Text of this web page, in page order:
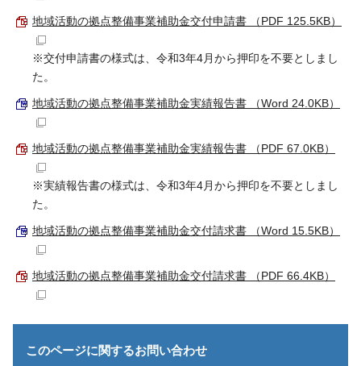
地域活動の拠点整備事業補助金交付申請書 （PDF 125.5KB）
※交付申請書の様式は、令和3年4月から押印を不要としまし
た。
地域活動の拠点整備事業補助金実績報告書 （Word 24.0KB）
地域活動の拠点整備事業補助金実績報告書 （PDF 67.0KB）
※実績報告書の様式は、令和3年4月から押印を不要としまし
た。
地域活動の拠点整備事業補助金交付請求書 （Word 15.5KB）
地域活動の拠点整備事業補助金交付請求書 （PDF 66.4KB）
このページに関するお問い合わせ